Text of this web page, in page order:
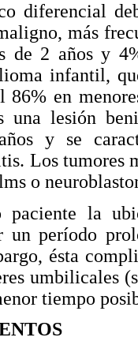
más
de 2 años y
infantil,
86% en
una lesión
y se
Los tumores
o
la
un período
ésta
umbilicales
tiempo